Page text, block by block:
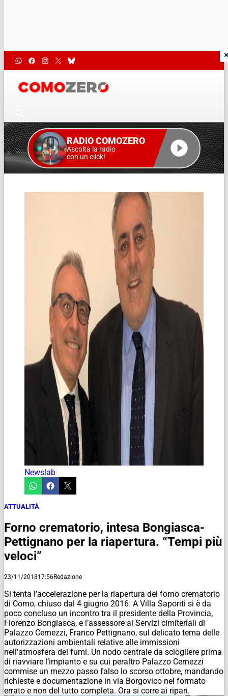
RADIO COMOZERO
Ascolta la radio
con un click!
Newslab
ATTUALITÀ
Forno crematorio, intesa Bongiasca-
Pettignano per la riapertura. “Tempi più
veloci”
23/11/201817:56Redazione
Si tenta l’accelerazione per la riapertura del forno crematorio
di Como, chiuso dal 4 giugno 2016. A Villa Saporiti si è da
poco concluso un incontro tra il presidente della Provincia,
Fiorenzo Bongiasca, e l’assessore ai Servizi cimiteriali di
Palazzo Cernezzi, Franco Pettignano, sul delicato tema delle
autorizzazioni ambientali relative alle immissioni
nell’atmosfera dei fumi. Un nodo centrale da sciogliere prima
di riavviare l’impianto e su cui peraltro Palazzo Cernezzi
commise un mezzo passo falso lo scorso ottobre, mandando
richieste e documentazione in via Borgovico nel formato
errato e non del tutto completa. Ora si corre ai ripari.